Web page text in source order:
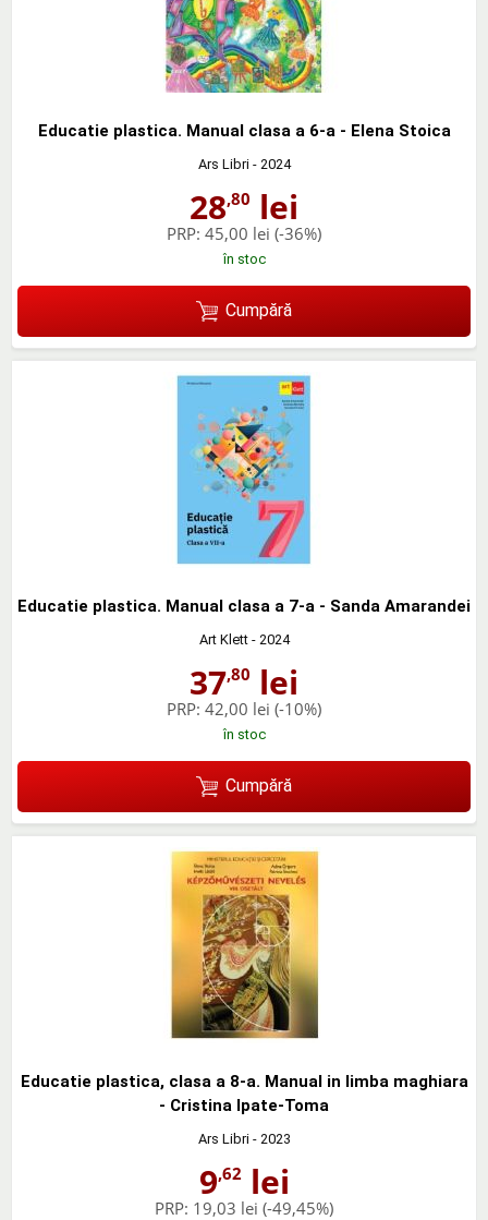
Educatie plastica. Manual clasa a 6-a - Elena Stoica
Ars Libri- 2024
28,80 lei
PRP: 45,00 lei (-36%)
în stoc
Cumpără
Educatie plastica. Manual clasa a 7-a - Sanda Amarandei
Art Klett- 2024
37,80 lei
PRP: 42,00 lei (-10%)
în stoc
Cumpără
Educatie plastica, clasa a 8-a. Manual in limba maghiara
- Cristina Ipate-Toma
Ars Libri- 2023
9,62lei
PRP: 19,03 lei (-49,45%)